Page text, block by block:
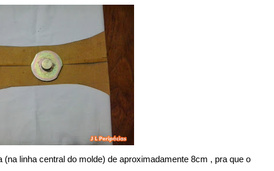
linha central do molde) de aproximadamente 8cm , pra que o